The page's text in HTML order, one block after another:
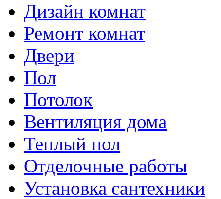
Дизайн комнат
Ремонт комнат
Двери
Пол
Потолок
Вентиляция дома
Теплый пол
Отделочные работы
Установка сантехники